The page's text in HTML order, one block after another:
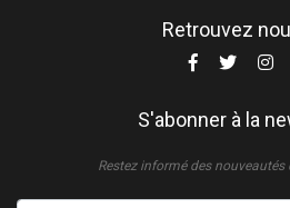
Retrouvez
S'abonner à la
Restez informé des